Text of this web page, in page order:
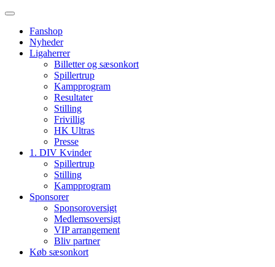
Fanshop
Nyheder
Ligaherrer
Billetter og sæsonkort
Spillertrup
Kampprogram
Resultater
Stilling
Frivillig
HK Ultras
Presse
1. DIV Kvinder
Spillertrup
Stilling
Kampprogram
Sponsorer
Sponsoroversigt
Medlemsoversigt
VIP arrangement
Bliv partner
Køb sæsonkort